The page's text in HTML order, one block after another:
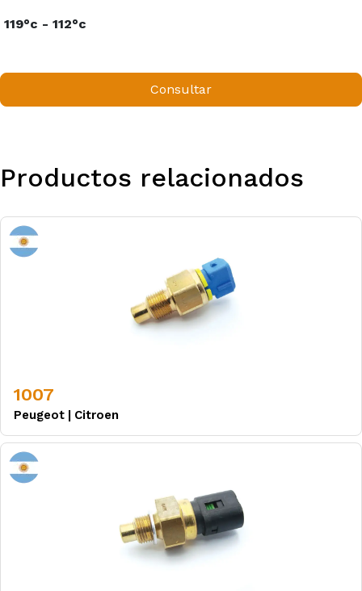
119°c - 112°c
Consultar
Productos relacionados
1007
Peugeot | Citroen